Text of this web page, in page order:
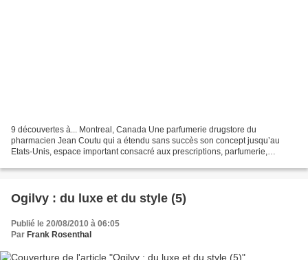
9 découvertes à... Montreal, Canada Une parfumerie drugstore du
pharmacien Jean Coutu qui a étendu sans succès son concept jusqu’au
Etats-Unis, espace important consacré aux prescriptions, parfumerie,
Ogilvy : du luxe et du style (5)
Publié le 20/08/2010 à 06:05
Par Frank Rosenthal